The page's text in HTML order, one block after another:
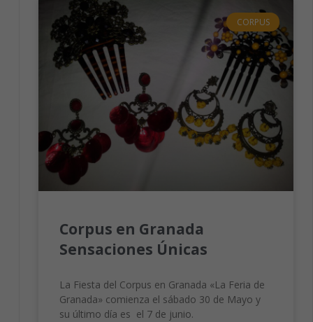
CORPUS
Corpus en Granada
Sensaciones Únicas
La Fiesta del Corpus en Granada «La Feria de
Granada» comienza el sábado 30 de Mayo y
su último día es el 7 de junio.